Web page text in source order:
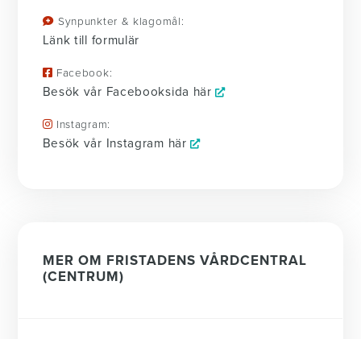
Synpunkter & klagomål:
Länk till formulär
Facebook:
Besök vår Facebooksida här
Instagram:
Besök vår Instagram här
MER OM FRISTADENS VÅRDCENTRAL
(CENTRUM)